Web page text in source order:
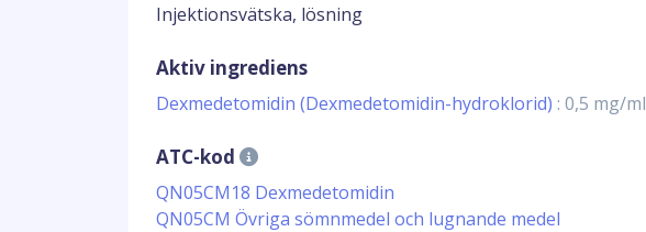
Injektionsvätska, lösning
Aktiv ingrediens
Dexmedetomidin (Dexmedetomidin-hydroklorid) : 0,5 mg/ml
ATC-kod
QN05CM18 Dexmedetomidin
QN05CM Övriga sömnmedel och lugnande medel